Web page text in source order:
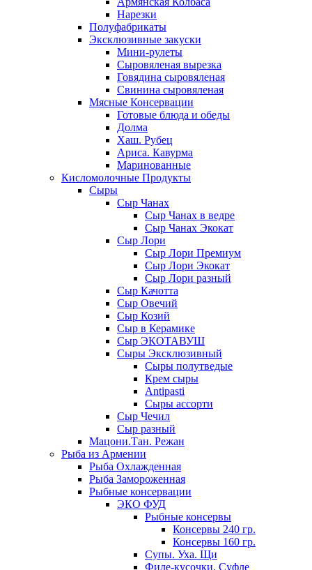
Нарезки
Полуфабрикаты
Эксклюзивные закуски
Мини-рулеты
Сыровяленая вырезка
Говядина сыровяленая
Свинина сыровяленая
Мясные Консервации
Готовые блюда и обеды
Долма
Хаш. Рубец
Ариса. Кавурма
Маринованные
Кисломолочные Продукты
Сыры
Сыр Чанах
Сыр Чанах в ведре
Сыр Чанах Экокат
Сыр Лори
Сыр Лори Премиум
Сыр Лори Экокат
Сыр Лори разный
Сыр Качотта
Сыр Овечий
Сыр Козий
Сыр в Керамике
Сыр ЭКОТАВУШ
Сыры Эксклюзивный
Сыры полутведые
Крем сыры
Antipasti
Сыры ассорти
Сыр Чечил
Сыр разный
Мацони.Тан. Режан
Рыба из Армении
Рыба Охлажденная
Рыба Замороженная
Рыбные консервации
ЭКО ФУД
Рыбные консервы
Консервы 240 гр.
Консервы 160 гр.
Супы. Уха. Щи
Филе-кусочки. Суфле